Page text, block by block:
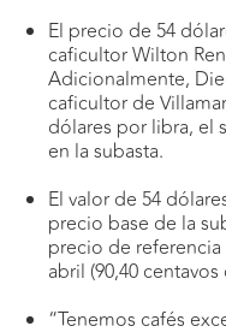
El precio de 54
caficultor Wilton
Adicionalmente,
caficultor de
dólares por libra, el
en la subasta.
El valor de 54
precio base de la
precio de referencia
abril (90,40
“Tenemos cafés